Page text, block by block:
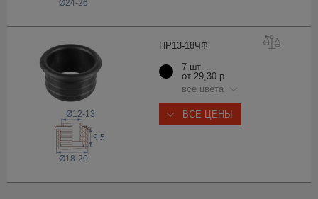
Ø24-26
ПР13-18ЧФ
Ø18-20
9.5
Ø12-13
7 шт
от 29,30 р.
все цвета
ВСЕ ЦЕНЫ